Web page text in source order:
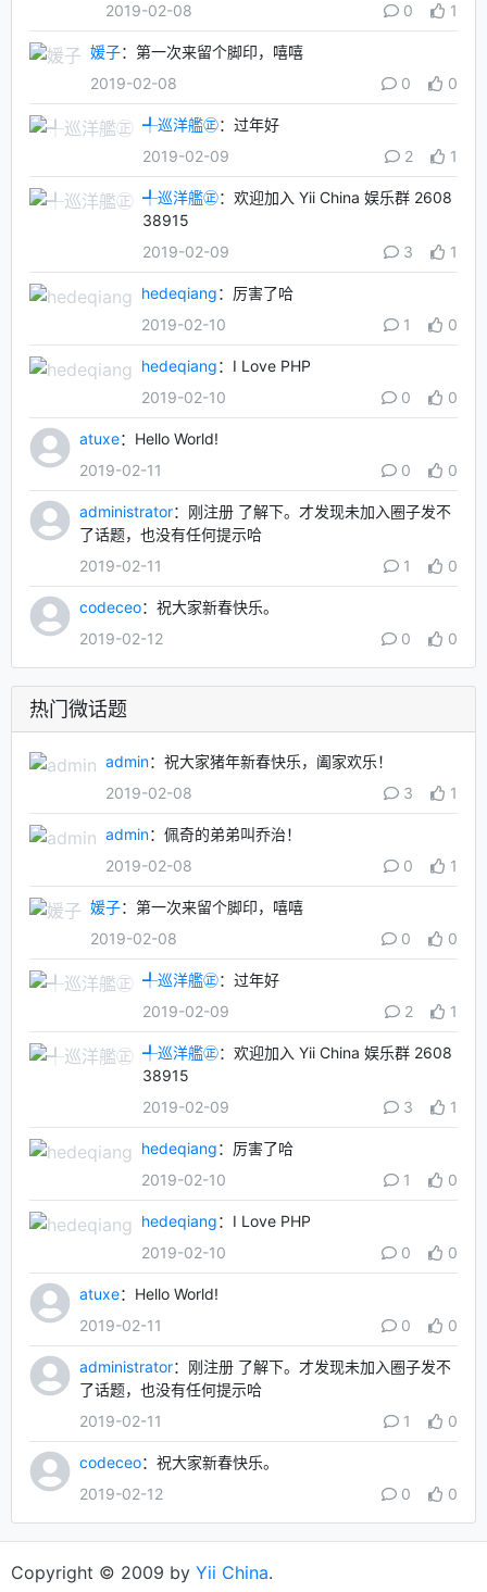
2019-02-08
0 1
媛子：第一次来留个脚印，嘻嘻
2019-02-08
0 0
╃巡洋艦㊣：过年好
2019-02-09
2 1
╃巡洋艦㊣：欢迎加入 Yii China 娱乐群 2608
38915
2019-02-09
3 1
hedeqiang：厉害了哈
2019-02-10
1 0
hedeqiang：I Love PHP
2019-02-10
0 0
atuxe：Hello World!
2019-02-11
0 0
administrator：刚注册 了解下。才发现未加入圈子发不
了话题，也没有任何提示哈
2019-02-11
1 0
codeceo：祝大家新春快乐。
2019-02-12
0 0
热门微话题
admin：祝大家猪年新春快乐，阖家欢乐！
2019-02-08
3 1
admin：佩奇的弟弟叫乔治！
2019-02-08
0 1
媛子：第一次来留个脚印，嘻嘻
2019-02-08
0 0
╃巡洋艦㊣：过年好
2019-02-09
2 1
╃巡洋艦㊣：欢迎加入 Yii China 娱乐群 2608
38915
2019-02-09
3 1
hedeqiang：厉害了哈
2019-02-10
1 0
hedeqiang：I Love PHP
2019-02-10
0 0
atuxe：Hello World!
2019-02-11
0 0
administrator：刚注册 了解下。才发现未加入圈子发不
了话题，也没有任何提示哈
2019-02-11
1 0
codeceo：祝大家新春快乐。
2019-02-12
0 0
Copyright © 2009 by Yii China.